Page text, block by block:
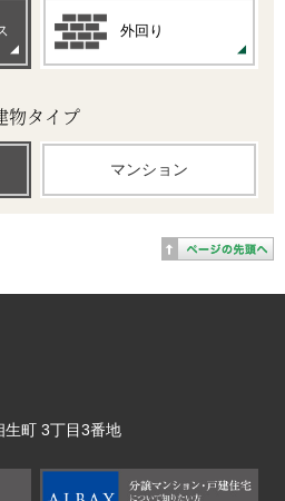
外回り
物タイプ
マンション
生町 3丁目3番地